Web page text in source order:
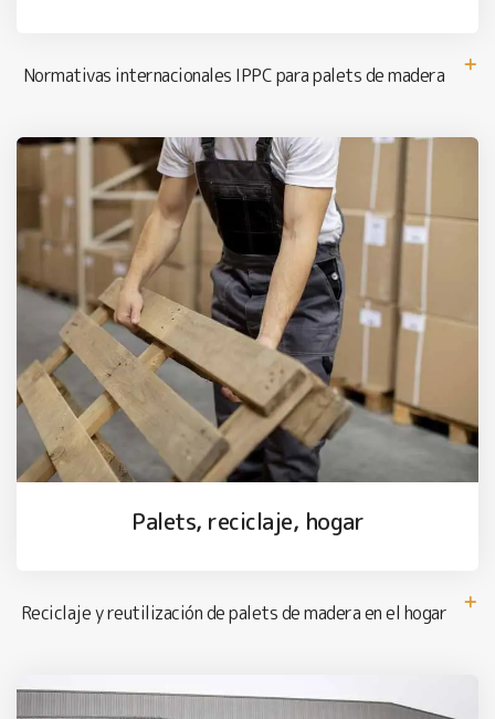
Normativas internacionales IPPC para palets de madera
Palets, reciclaje, hogar
Reciclaje y reutilización de palets de madera en el hogar